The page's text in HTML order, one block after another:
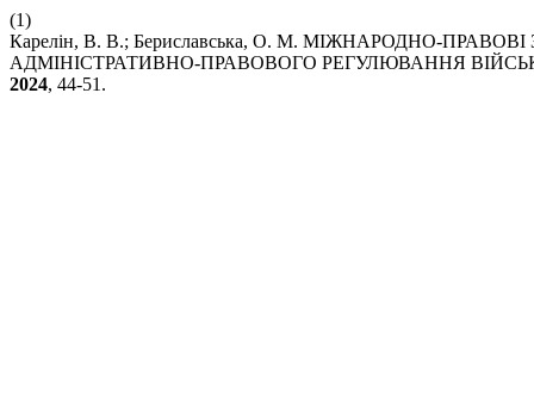
(1)
Карелін, В. В.; Бериславська, О. М. МІЖНАРОДНО-
АДМІНІСТРАТИВНО-ПРАВОВОГО РЕГУЛЮВАННЯ
2024, 44-51.